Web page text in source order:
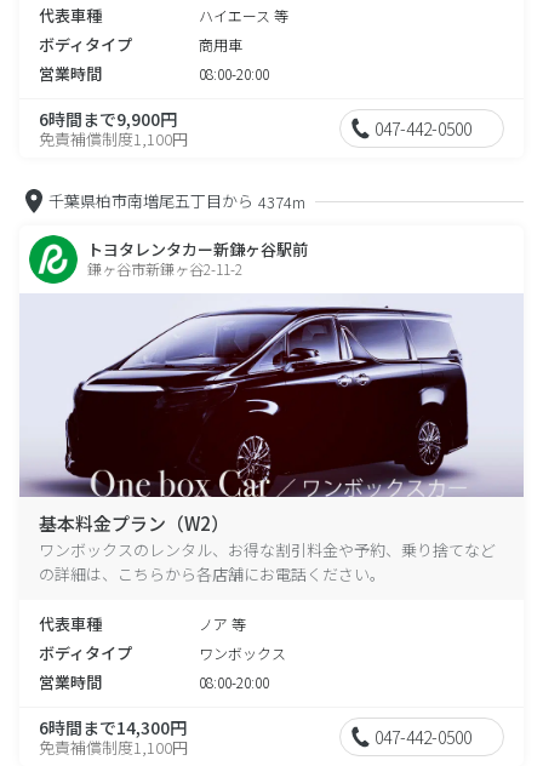
代表車種 ハイエース 等
ボディタイプ 商用車
営業時間 08:00-20:00
6時間まで9,900円
免責補償制度1,100円 047-442-0500
千葉県柏市南増尾五丁目から 4374m
トヨタレンタカー新鎌ヶ谷駅前
鎌ヶ谷市新鎌ヶ谷2-11-2
基本料金プラン（W2）
ワンボックスのレンタル、お得な割引料金や予約、乗り捨てなど
の詳細は、こちらから各店舗にお電話ください。
代表車種 ノア 等
ボディタイプ ワンボックス
営業時間 08:00-20:00
6時間まで14,300円
免責補償制度1,100円 047-442-0500